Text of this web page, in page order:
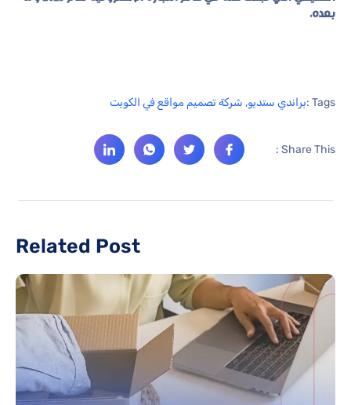
بعده.
Tags : براندي ستديو, شركة تصميم مواقع في الكويت
Share This :
Related Post